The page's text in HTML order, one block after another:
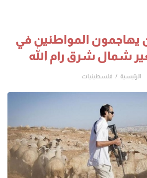
المواطنين في
شمال شرق رام الله
الرئيسية فلسطينيات